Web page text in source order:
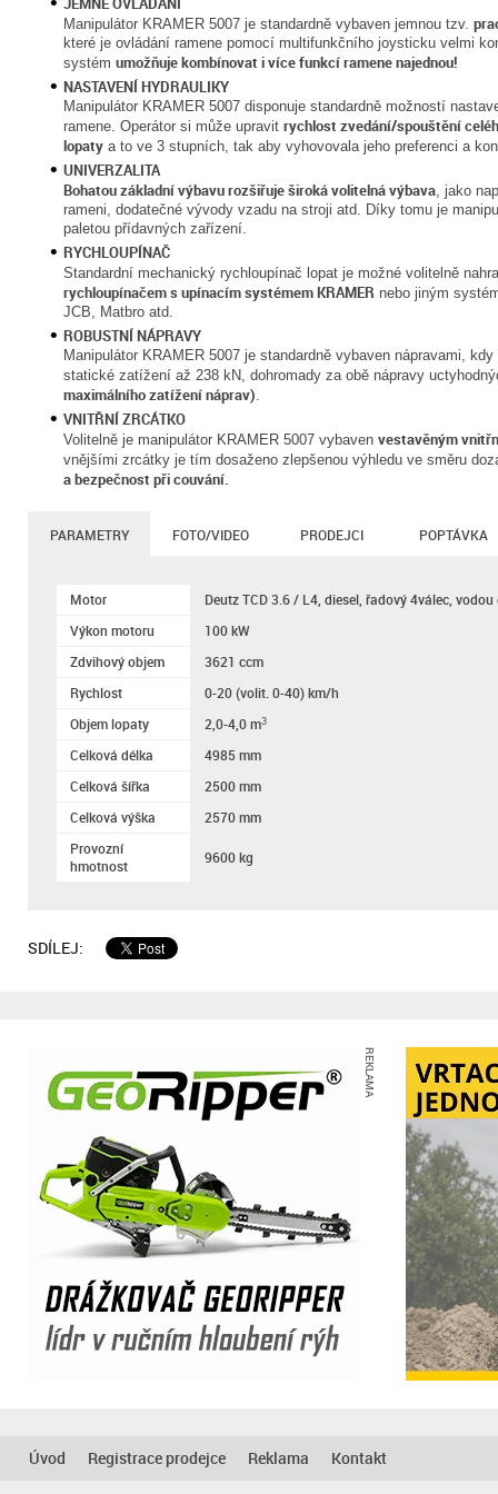
Manipulátor KRAMER 5007 je standardně vybaven jemnou tzv.
které je ovládání ramene pomocí multifunkčního joysticku velmi
systém umožňuje kombínovat i více funkcí ramene najednou!
NASTAVENÍ HYDRAULIKY
Manipulátor KRAMER 5007 disponuje standardně možností
ramene. Operátor si může upravit rychlost zvedání/spouštění
lopaty a to ve 3 stupních, tak aby vyhovovala jeho preferenci a
UNIVERZALITA
Bohatou základní výbavu rozšiřuje široká volitelná výbava, jako
rameni, dodatečné vývody vzadu na stroji atd. Díky tomu je
paletou přídavných zařízení.
RYCHLOUPÍNAČ
Standardní mechanický rychloupínač lopat je možné volitelně
rychloupínačem s upínacím systémem KRAMER nebo jiným
JCB, Matbro atd.
ROBUSTNÍ NÁPRAVY
Manipulátor KRAMER 5007 je standardně vybaven nápravami,
statické zatížení až 238 kN, dohromady za obě nápravy
maximálního zatížení náprav).
VNITŘNÍ ZRCÁTKO
Volitelně je manipulátor KRAMER 5007 vybaven vestavěným
vnějšími zrcátky je tím dosaženo zlepšenou výhledu ve směru
a bezpečnost při couvání.
PARAMETRY FOTO/VIDEO PRODEJCI POPTÁVKA
Motor
Deutz TCD 3.6 / L4, diesel, řadový 4válec,
Výkon motoru
100 kW
Zdvihový objem
3621 ccm
Rychlost
0-20 (volit. 0-40) km/h
Objem lopaty
2,0-4,0 m3
Celková délka
4985 mm
Celková šířka
2500 mm
Celková výška
2570 mm
Provozní
hmotnost
9600 kg
SDÍLEJ:
REKLAMA
Úvod Registrace prodejce Reklama Kontakt